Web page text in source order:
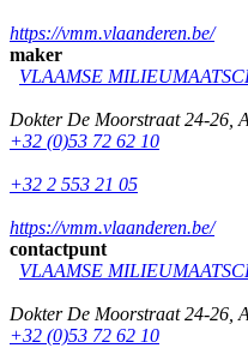
https://vmm.vlaanderen.be/
maker
VLAAMSE
Dokter De Moorstraat 24-26
+32 (0)53 72 62 10
+32 2 553 21 05
https://vmm.vlaanderen.be/
contactpunt
VLAAMSE
Dokter De Moorstraat 24-26
+32 (0)53 72 62 10